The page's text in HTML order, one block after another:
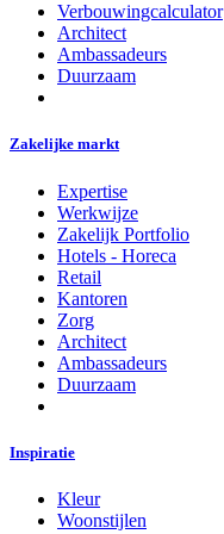
Verbouwingcalculator
Architect
Ambassadeurs
Duurzaam
Zakelijke markt
Expertise
Werkwijze
Zakelijk Portfolio
Hotels - Horeca
Retail
Kantoren
Zorg
Architect
Ambassadeurs
Duurzaam
Inspiratie
Kleur
Woonstijlen